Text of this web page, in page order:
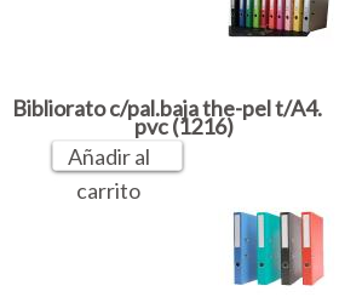
Bibliorato c/pal.baja the-pel t/A4.
pvc (1216)
Añadir al
carrito